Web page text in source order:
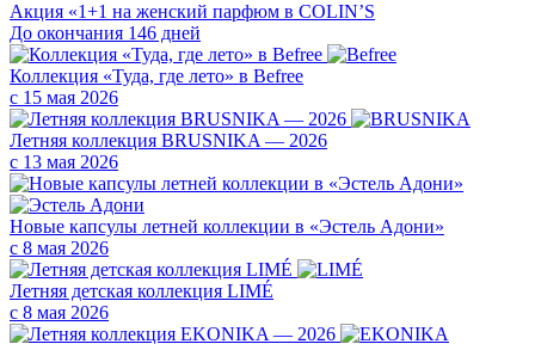
Акция «1+1 на женский парфюм в COLIN’S
До окончания 146 дней
Коллекция «Туда, где лето» в Befree
с 15 мая 2026
Летняя коллекция BRUSNIKA — 2026
с 13 мая 2026
Новые капсулы летней коллекции в «Эстель Адони»
с 8 мая 2026
Летняя детская коллекция LIMÉ
с 8 мая 2026